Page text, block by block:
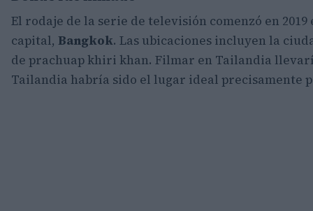
El rodaje de la serie de televisión comenzó en 2019
capital, Bangkok. Las ubicaciones incluyen la
de prachuap khiri khan. Filmar en Tailandia
Tailandia habría sido el lugar ideal precisamente